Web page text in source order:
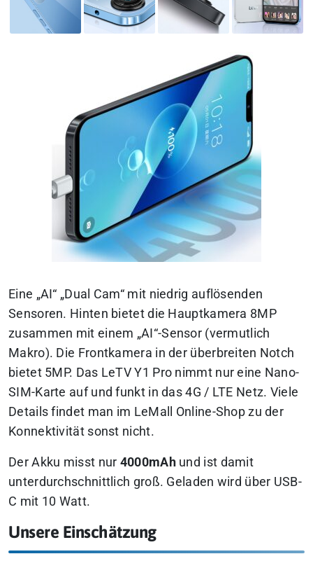
Eine „AI“ „Dual Cam“ mit niedrig auflösenden
Sensoren. Hinten bietet die Hauptkamera 8MP
zusammen mit einem „AI“-Sensor (vermutlich
Makro). Die Frontkamera in der überbreiten Notch
bietet 5MP. Das LeTV Y1 Pro nimmt nur eine Nano-
SIM-Karte auf und funkt in das 4G / LTE Netz. Viele
Details findet man im LeMall Online-Shop zu der
Konnektivität sonst nicht.
Der Akku misst nur 4000mAhund ist damit
unterdurchschnittlich groß. Geladen wird über USB-
C mit 10 Watt.
Unsere Einschätzung